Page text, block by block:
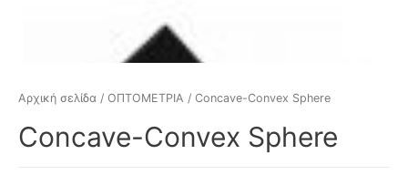
Αρχική σελίδα / ΟΠΤΟΜΕΤΡΙΑ / Concave-Convex Sphere
Concave-Convex Sphere